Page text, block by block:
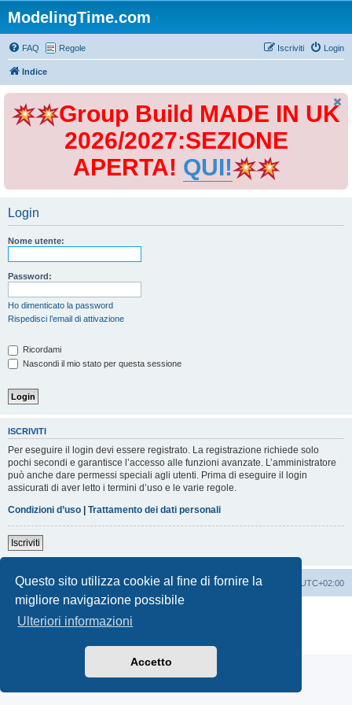
Questo sito utilizza cookie al fine di fornire la
migliore navigazione possibile
Ulteriori informazioni
Accetto
ModelingTime.com
FAQ Regole Login
Iscriviti
Indice
Group Build MADE IN UK
2026/2027:SEZIONE
APERTA! QUI!
Login
Nome utente:
Password:
Ho dimenticato la password
Rispedisci l’email di attivazione
Ricordami
Nascondi il mio stato per questa sessione
ISCRIVITI
Per eseguire il login devi essere registrato. La registrazione richiede solo
pochi secondi e garantisce l’accesso alle funzioni avanzate. L’amministratore
può anche dare permessi speciali agli utenti. Prima di eseguire il login
assicurati di aver letto i termini d’uso e le varie regole.
Condizioni d’uso | Trattamento dei dati personali
Iscriviti
Indice Tutti gli orari sono UTC+02:00
Cancella cookie
Contattaci
Traduzione Italiana